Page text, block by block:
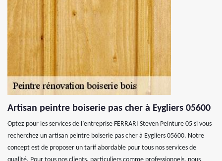
Artisan peintre boiserie pas cher à Eygliers 05600
Optez pour les services de l’entreprise FERRARI Steven Peinture 05 si vous
recherchez un artisan peintre boiserie pas cher à Eygliers 05600. Notre
concept est de proposer un tarif abordable pour tous nos services de